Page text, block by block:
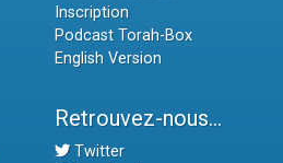
Inscription
Podcast Torah-Box
English Version
Retrouvez-nous...
Twitter